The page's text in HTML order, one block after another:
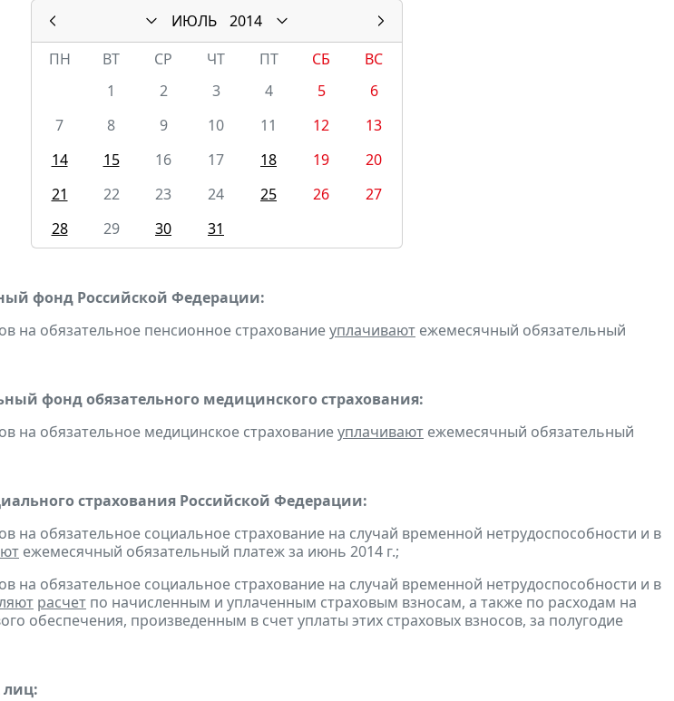
ИЮЛЬ
2014
ПН
ВТ СР ЧТ ПТ СБ
ВС
1
2 3 4 5
6
7
8 9 10 11 12
13
14
15 16 17 18 19
20
21
22 23 24 25 26
27
28
29 30 31
фонд Российской Федерации:
на обязательное пенсионное страхованиеуплачивают ежемесячный обязательный
фонд обязательного медицинского страхования:
на обязательное медицинское страхованиеуплачивают ежемесячный обязательный
страхования Российской Федерации:
на обязательное социальное страхование на случай временной нетрудоспособности и в
ежемесячный обязательный платеж за июнь 2014 г.;
на обязательное социальное страхование на случай временной нетрудоспособности и в
расчет по начисленным и уплаченным страховым взносам, а также по расходам на
обеспечения, произведенным в счет уплаты этих страховых взносов, за полугодие
лиц: